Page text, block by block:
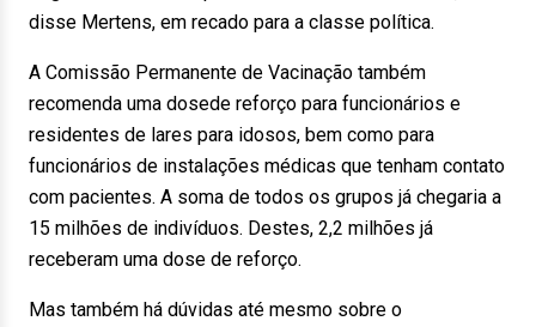
disse Mertens, em recado para a classe política.
A Comissão Permanente de Vacinação também
recomenda uma dosede reforço para funcionários e
residentes de lares para idosos, bem como para
funcionários de instalações médicas que tenham contato
com pacientes. A soma de todos os grupos já chegaria a
15 milhões de indivíduos. Destes, 2,2 milhões já
receberam uma dose de reforço.
Mas também há dúvidas até mesmo sobre o